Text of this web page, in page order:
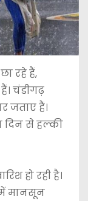
रहे हैं,
चंडीगढ़
जताए हैं।
दिन से हल्की
हो रही है।
में मानसून